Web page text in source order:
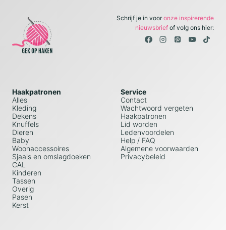
Schrijf je in vooronze inspirerende
nieuwsbriefof volg ons hier:
Haakpatronen
Alles
Kleding
Dekens
Knuffels
Dieren
Baby
Woonaccessoires
Sjaals en omslagdoeken
CAL
Kinderen
Tassen
Overig
Pasen
Kerst
Service
Contact
Wachtwoord vergeten
Haakpatronen
Lid worden
Ledenvoordelen
Help / FAQ
Algemene voorwaarden
Privacybeleid